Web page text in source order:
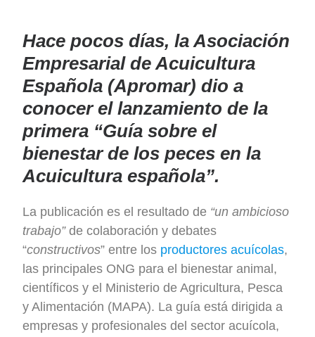
Hace pocos días, la Asociación
Empresarial de Acuicultura
Española (Apromar) dio a
conocer el lanzamiento de la
primera “Guía sobre el
bienestar de los peces en la
Acuicultura española”.
La publicación es el resultado de “un ambicioso
trabajo”de colaboración y debates
“constructivos” entre los productores acuícolas,
las principales ONG para el bienestar animal,
científicos y el Ministerio de Agricultura, Pesca
y Alimentación (MAPA). La guía está dirigida a
empresas y profesionales del sector acuícola,